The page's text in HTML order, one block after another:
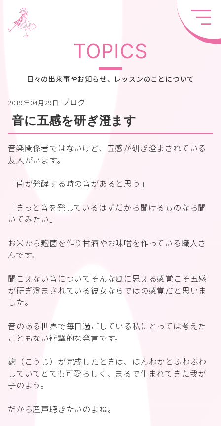
TOPICS
日々の出来事やお知らせ、レッスンのことについて
2019年04月29日 ブログ
音に五感を研ぎ澄ます
音楽関係者ではないけど、五感が研ぎ澄まされている
友人がいます。
「菌が発酵する時の音があると思う」
「きっと音を発しているはずだから聞けるものなら聞
いてみたい」
お米から麹菌を作り甘酒やお味噌を作っている職人さ
んです。
聞こえない音についてそんな風に思える感覚こそ五感
が研ぎ澄まされている彼女ならではの感覚だと思いま
した。
音のある世界で毎日過ごしている私にとっては考えた
こともない衝撃的な発言です。
麹（こうじ）が完成したときは、ほんわかとふわふわ
していてとても可愛らしく、まるで生まれてきた我が
子のよう。
だから産声聴きたいのよね。